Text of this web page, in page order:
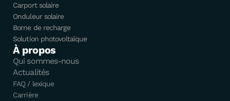
Carport solaire
Onduleur solaire
Borne de recharge
Solution photovoltaïque
À propos
Qui sommes-nous
Actualités
FAQ / lexique
Carrière